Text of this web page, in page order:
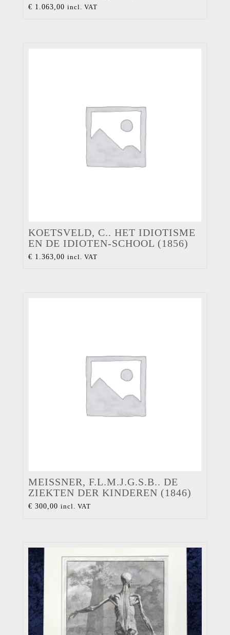
€ 1.063,00 incl. VAT
KOETSVELD, C.. HET IDIOTISME
EN DE IDIOTEN-SCHOOL (1856)
€ 1.363,00 incl. VAT
MEISSNER, F.L.M.J.G.S.B.. DE
ZIEKTEN DER KINDEREN (1846)
€ 300,00 incl. VAT